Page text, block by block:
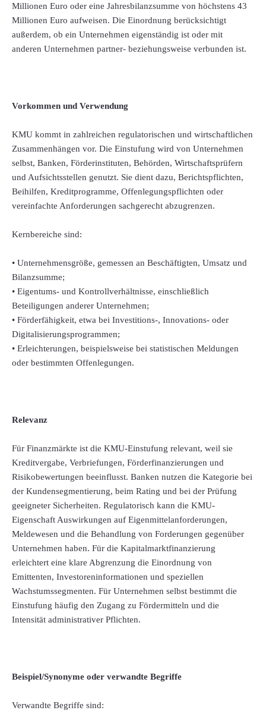
Millionen Euro oder eine Jahresbilanzsumme von höchstens 43
Millionen Euro aufweisen. Die Einordnung berücksichtigt
außerdem, ob ein Unternehmen eigenständig ist oder mit
anderen Unternehmen partner- beziehungsweise verbunden ist.
Vorkommen und Verwendung
KMU kommt in zahlreichen regulatorischen und wirtschaftlichen
Zusammenhängen vor. Die Einstufung wird von Unternehmen
selbst, Banken, Förderinstituten, Behörden, Wirtschaftsprüfern
und Aufsichtsstellen genutzt. Sie dient dazu, Berichtspflichten,
Beihilfen, Kreditprogramme, Offenlegungspflichten oder
vereinfachte Anforderungen sachgerecht abzugrenzen.
Kernbereiche sind:
• Unternehmensgröße, gemessen an Beschäftigten, Umsatz und
Bilanzsumme;
• Eigentums- und Kontrollverhältnisse, einschließlich
Beteiligungen anderer Unternehmen;
• Förderfähigkeit, etwa bei Investitions-, Innovations- oder
Digitalisierungsprogrammen;
• Erleichterungen, beispielsweise bei statistischen Meldungen
oder bestimmten Offenlegungen.
Relevanz
Für Finanzmärkte ist die KMU-Einstufung relevant, weil sie
Kreditvergabe, Verbriefungen, Förderfinanzierungen und
Risikobewertungen beeinflusst. Banken nutzen die Kategorie bei
der Kundensegmentierung, beim Rating und bei der Prüfung
geeigneter Sicherheiten. Regulatorisch kann die KMU-
Eigenschaft Auswirkungen auf Eigenmittelanforderungen,
Meldewesen und die Behandlung von Forderungen gegenüber
Unternehmen haben. Für die Kapitalmarktfinanzierung
erleichtert eine klare Abgrenzung die Einordnung von
Emittenten, Investoreninformationen und speziellen
Wachstumssegmenten. Für Unternehmen selbst bestimmt die
Einstufung häufig den Zugang zu Fördermitteln und die
Intensität administrativer Pflichten.
Beispiel/Synonyme oder verwandte Begriffe
Verwandte Begriffe sind: